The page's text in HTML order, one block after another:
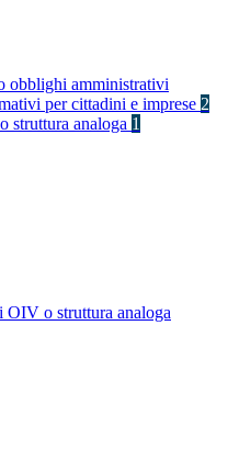
obblighi amministrativi
per cittadini e imprese 2
struttura analoga 1
OIV o struttura analoga